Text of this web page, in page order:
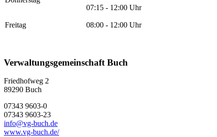
07:15 - 12:00 Uhr
Freitag 08:00 - 12:00 Uhr
Verwaltungsgemeinschaft Buch
Friedhofweg 2
89290 Buch
07343 9603-0
07343 9603-23
info@vg-buch.de
www.vg-buch.de/